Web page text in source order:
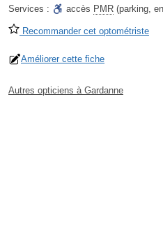
Services :
accès PMR (parking,
Recommander cet optométriste
Améliorer cette fiche
Autres opticiens à Gardanne